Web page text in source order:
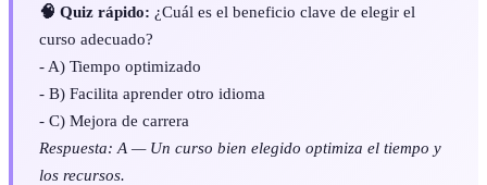
🧠 Quiz rápido: ¿Cuál es el beneficio clave de elegir el
curso adecuado?
- A) Tiempo optimizado
- B) Facilita aprender otro idioma
- C) Mejora de carrera
Respuesta: A — Un curso bien elegido optimiza el tiempo y
los recursos.